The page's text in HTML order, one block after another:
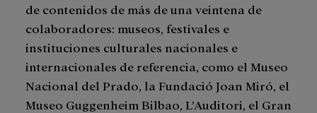
de contenidos de más de una veintena de
colaboradores: museos, festivales e
instituciones culturales nacionales e
internacionales de referencia, como el Museo
Nacional del Prado, la Fundació Joan Miró, el
Museo Guggenheim Bilbao, L’Auditori, el Gran